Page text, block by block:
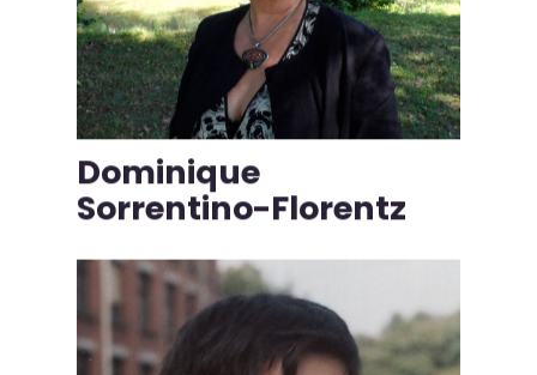
Dominique
Sorrentino-Florentz